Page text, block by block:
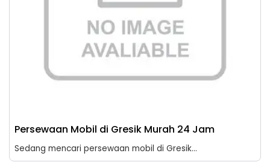
Persewaan Mobil di Gresik Murah 24 Jam
Sedang mencari persewaan mobil di Gresik...